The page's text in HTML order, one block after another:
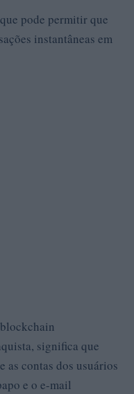
pode permitir que
instantâneas em
significa que
as contas dos usuários
e o e-mail